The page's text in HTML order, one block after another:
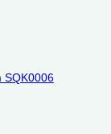
SQK0006